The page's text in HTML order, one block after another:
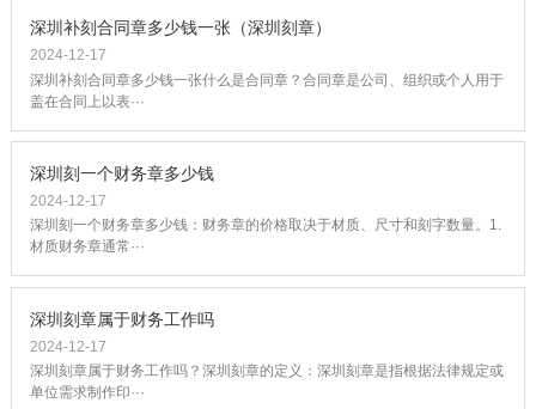
深圳补刻合同章多少钱一张（深圳刻章）
2024-12-17
深圳补刻合同章多少钱一张什么是合同章？合同章是公司、组织或个人用于
盖在合同上以表···
深圳刻一个财务章多少钱
2024-12-17
深圳刻一个财务章多少钱：财务章的价格取决于材质、尺寸和刻字数量。1.
材质财务章通常···
深圳刻章属于财务工作吗
2024-12-17
深圳刻章属于财务工作吗？深圳刻章的定义：深圳刻章是指根据法律规定或
单位需求制作印···